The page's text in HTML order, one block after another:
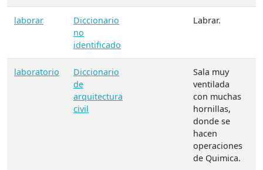
laborar
Diccionario
no
identificado
Labrar.
laboratorio
Diccionario
de
arquitectura
civil
Sala muy
ventilada
con muchas
hornillas,
donde se
hacen
operaciones
de Quimica.